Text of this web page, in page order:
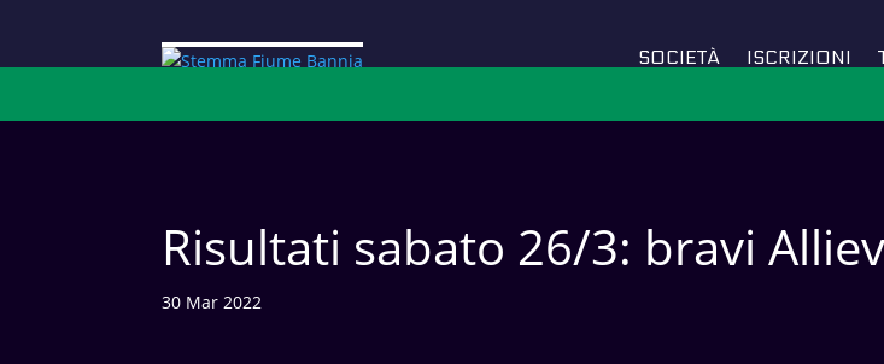
SOCIETÀ ISCRIZIONI
Risultati sabato 26/3: bravi
30 Mar 2022